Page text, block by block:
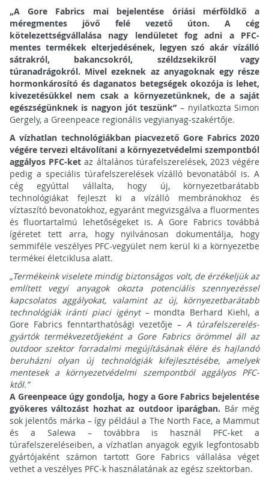
„A Gore Fabrics mai bejelentése óriási mérföldkő a
méregmentes jövő felé vezető úton. A cég
kötelezettségvállalása nagy lendületet fog adni a PFC-
mentes termékek elterjedésének, legyen szó akár vízálló
sátrakról, bakancsokról, széldzsekikről vagy
túranadrágokról. Mivel ezeknek az anyagoknak egy része
hormonkárosító és daganatos betegségek okozója is lehet,
kivezetésükkel nem csak a környezetünknek, de a saját
egészségünknek is nagyon jót teszünk” – nyilatkozta Simon
Gergely, a Greenpeace regionális vegyianyag-szakértője.
A vízhatlan technológiákban piacvezető Gore Fabrics 2020
végére tervezi eltávolítani a környezetvédelmi szempontból
aggályos PFC-ket az általános túrafelszerelések, 2023 végére
pedig a speciális túrafelszerelések vízálló bevonatából is. A
cég egyúttal vállalta, hogy új, környezetbarátabb
technológiákat fejleszt ki a vízálló membránokhoz és
víztaszító bevonatokhoz, egyaránt megvizsgálva a fluormentes
és fluortartalmú lehetőségeket is. A Gore Fabrics továbbá
ígéretet tett arra, hogy nyilvánosan dokumentálja, hogy
semmiféle veszélyes PFC-vegyület nem kerül ki a környezetbe
termékei életciklusa alatt.
„Termékeink viselete mindig biztonságos volt, de érzékeljük az
említett vegyi anyagok okozta potenciális szennyezéssel
kapcsolatos aggályokat, valamint az új, környezetbarátabb
technológiák iránti piaci igényt– mondta Berhard Kiehl, a
Gore Fabrics fenntarthatósági vezetője –A túrafelszerelés-
gyártók termékvezetőjeként a Gore Fabrics örömmel áll az
outdoor szektor forradalmi megújításának élére és hajlandó
beruházni olyan új technológiák kifejlesztésébe, amelyek
mentesek a környezetvédelmi szempontból aggályos PFC-
ktől.”
A Greenpeace úgy gondolja, hogy a Gore Fabrics bejelentése
gyökeres változást hozhat az outdoor iparágban. Bár még
sok jelentős márka – így például a The North Face, a Mammut
és a Salewa – továbbra is használ PFC-ket a
túrafelszereléseiben, a vízhatlan anyagok egyik legfontosabb
gyártójaként számon tartott Gore Fabrics vállalása véget
vethet a veszélyes PFC-k használatának az egész szektorban.